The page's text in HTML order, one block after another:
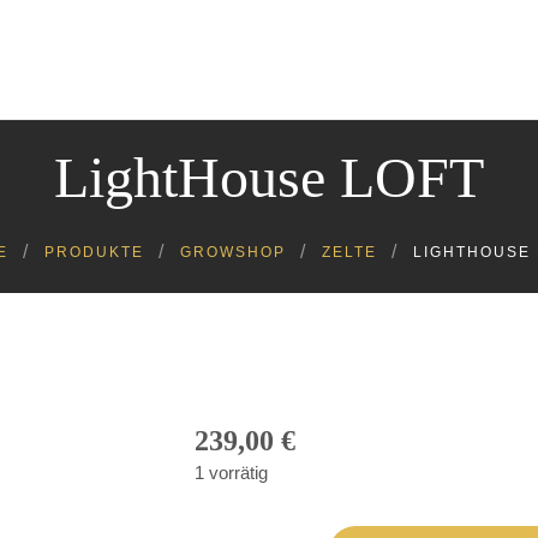
Growshop
Kosmetik
Tiere
LightHouse LOFT
PRODUKTE GROWSHOP ZELTE LIGHTHOUSE
239,00 €
1 vorrätig